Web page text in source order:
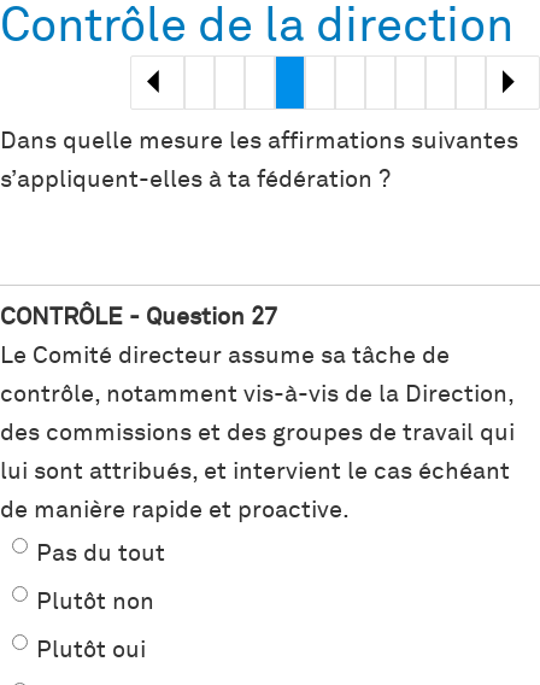
Contrôle de la direction
>
Dans quelle mesure les affirmations suivantes
s’appliquent-elles à ta fédération ?
CONTRÔLE - Question 27
Le Comité directeur assume sa tâche de
contrôle, notamment vis-à-vis de la Direction,
des commissions et des groupes de travail qui
lui sont attribués, et intervient le cas échéant
de manière rapide et proactive.
Pas du tout
Plutôt non
Plutôt oui